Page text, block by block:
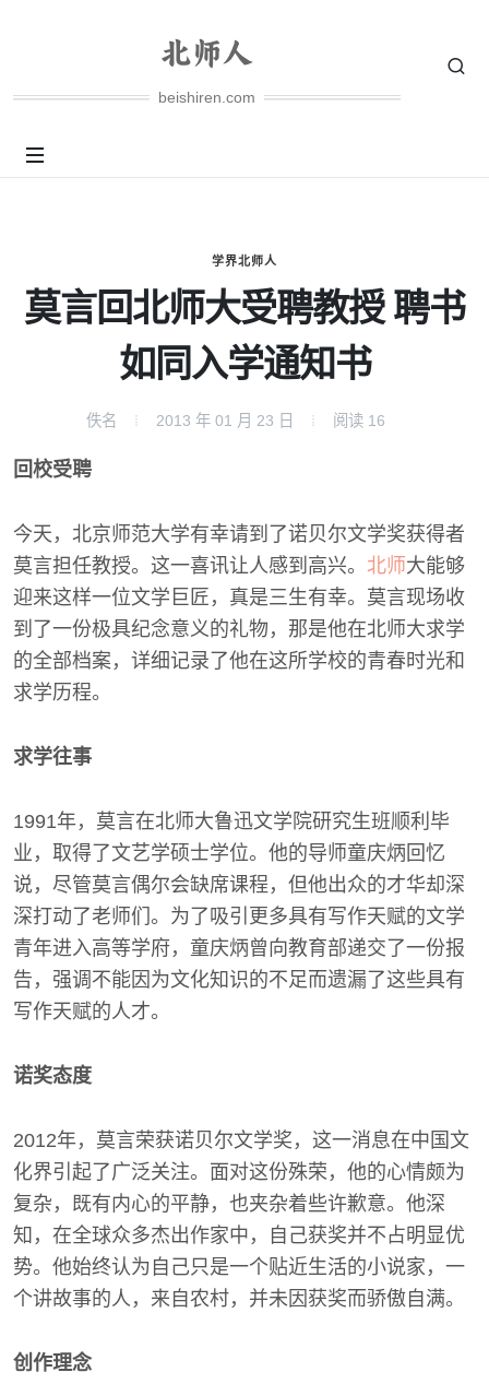
beishiren.com
学界北师人
莫言回北师大受聘教授 聘书
如同入学通知书
佚名 2013 年 01 月 23 日 阅读 16
回校受聘
今天，北京师范大学有幸请到了诺贝尔文学奖获得者
莫言担任教授。这一喜讯让人感到高兴。 北师大能够
迎来这样一位文学巨匠，真是三生有幸。莫言现场收
到了一份极具纪念意义的礼物，那是他在北师大求学
的全部档案，详细记录了他在这所学校的青春时光和
求学历程。
求学往事
1991年，莫言在北师大鲁迅文学院研究生班顺利毕
业，取得了文艺学硕士学位。他的导师童庆炳回忆
说，尽管莫言偶尔会缺席课程，但他出众的才华却深
深打动了老师们。为了吸引更多具有写作天赋的文学
青年进入高等学府，童庆炳曾向教育部递交了一份报
告，强调不能因为文化知识的不足而遗漏了这些具有
写作天赋的人才。
诺奖态度
2012年，莫言荣获诺贝尔文学奖，这一消息在中国文
化界引起了广泛关注。面对这份殊荣，他的心情颇为
复杂，既有内心的平静，也夹杂着些许歉意。他深
知，在全球众多杰出作家中，自己获奖并不占明显优
势。他始终认为自己只是一个贴近生活的小说家，一
个讲故事的人，来自农村，并未因获奖而骄傲自满。
创作理念